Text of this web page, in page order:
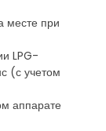
месте при
LPG-
(с учетом
аппарате